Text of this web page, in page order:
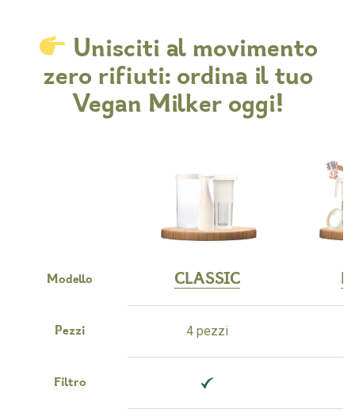
Unisciti al movimento
zero rifiuti: ordina il tuo
Vegan Milker oggi!
Modello
Pezzi
Filtro
CLASSIC
4 pezzi